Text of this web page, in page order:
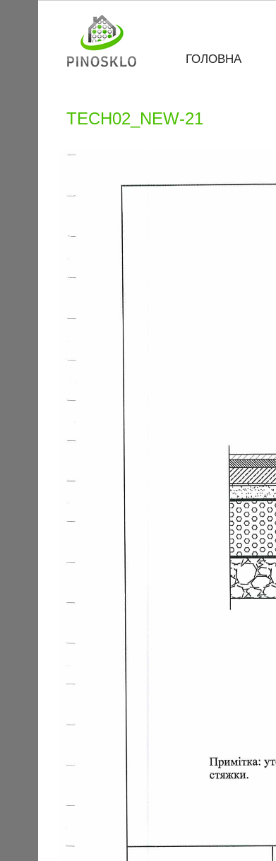
ГОЛОВНА
TECH02_NEW-21